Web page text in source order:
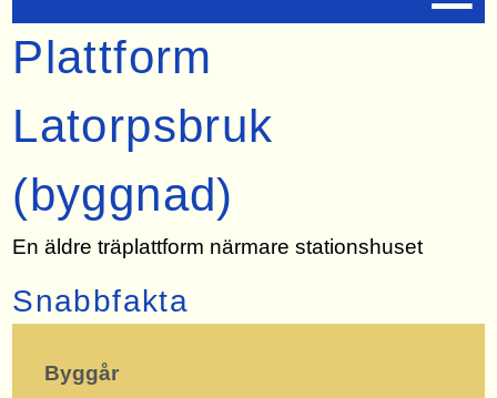
Plattform
Latorpsbruk
(byggnad)
En äldre träplattform närmare stationshuset
Snabbfakta
Byggår